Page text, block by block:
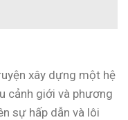
xây dựng một hệ
cảnh giới và phương
sự hấp dẫn và lôi